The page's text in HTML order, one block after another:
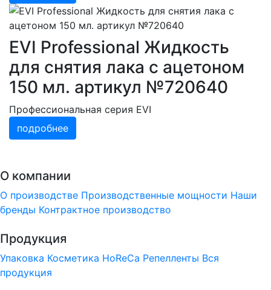
EVI Professional Жидкость
для снятия лака с ацетоном
150 мл. артикул №720640
Профессиональная серия EVI
подробнее
О компании
О производстве Производственные мощности Наши
бренды Контрактное производство
Продукция
Упаковка Косметика HoReCa Репелленты Вся
продукция